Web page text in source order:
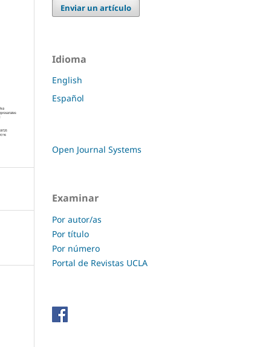
Enviar un artículo
Idioma
English
Español
Open Journal Systems
Examinar
Por autor/as
Por título
Por número
Portal de Revistas UCLA